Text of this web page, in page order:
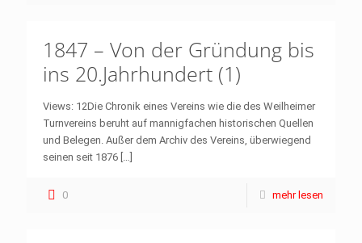
1847 – Von der Gründung bis
ins 20.Jahrhundert (1)
Views: 12Die Chronik eines Vereins wie die des Weilheimer
Turnvereins beruht auf mannigfachen historischen Quellen
und Belegen. Außer dem Archiv des Vereins, überwiegend
seinen seit 1876 […]
0 mehr lesen